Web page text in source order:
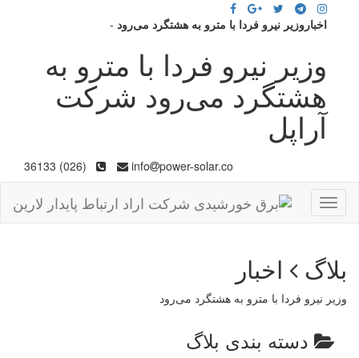
اخباروزیر نیرو فردا با مترو به هشتگرد می‌رود -
وزیر نیرو فردا با مترو به
هشتگرد می‌رود شرکت
آراپل
info power-solar.co
(026) 36133
Toggle
navigation
بلاگ اخبار
وزیر نیرو فردا با مترو به هشتگرد می‌رود
دسته بندی بلاگ